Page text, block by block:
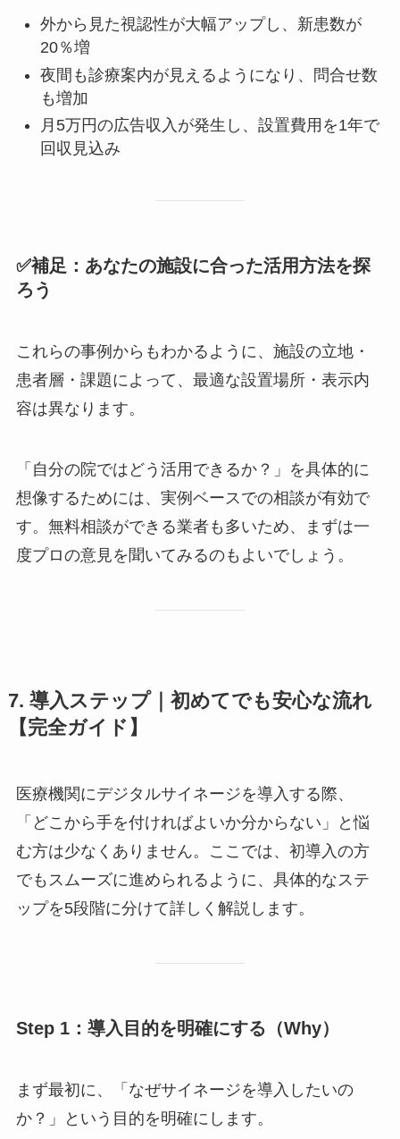
外から見た視認性が大幅アップし、新患数が
20％増
夜間も診療案内が見えるようになり、問合せ数
も増加
月5万円の広告収入が発生し、設置費用を1年で
回収見込み
✅補足：あなたの施設に合った活用方法を探
ろう
これらの事例からもわかるように、施設の立地・
患者層・課題によって、最適な設置場所・表示内
容は異なります。
「自分の院ではどう活用できるか？」を具体的に
想像するためには、実例ベースでの相談が有効で
す。無料相談ができる業者も多いため、まずは一
度プロの意見を聞いてみるのもよいでしょう。
7. 導入ステップ｜初めてでも安心な流れ
【完全ガイド】
医療機関にデジタルサイネージを導入する際、
「どこから手を付ければよいか分からない」と悩
む方は少なくありません。ここでは、初導入の方
でもスムーズに進められるように、具体的なステ
ップを5段階に分けて詳しく解説します。
Step 1：導入目的を明確にする（Why）
まず最初に、「なぜサイネージを導入したいの
か？」という目的を明確にします。